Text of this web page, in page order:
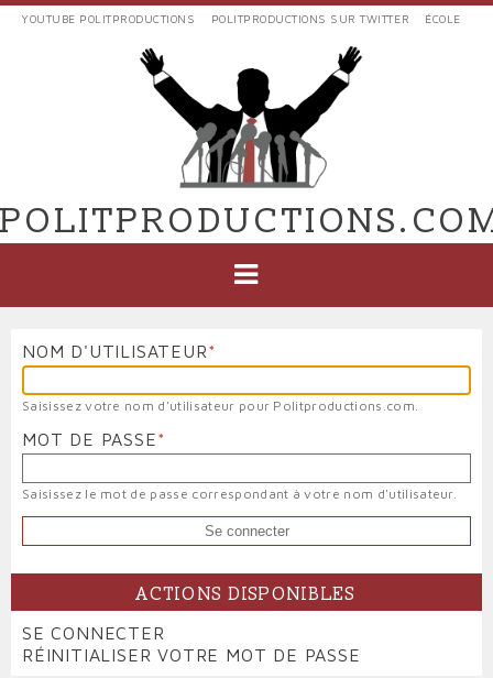
Aller
EXTERNES
POLIT'PRODUCTIONS
YOUTUBE POLITPRODUCTIONS POLITPRODUCTIONS SUR TWITTER ÉCOLE
NOM D'UTILISATEUR
Saisissez votre nom d'utilisateur pour Politproductions.com.
MOT DE PASSE
Saisissez le mot de passe correspondant à votre nom d'utilisateur.
ACTIONS DISPONIBLES
PRIMARY
TABS
SE CONNECTER
ACTIF)
RÉINITIALISER VOTRE MOT DE PASSE